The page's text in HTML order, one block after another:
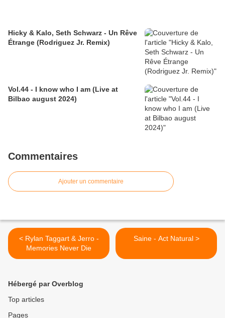
Hicky & Kalo, Seth Schwarz - Un Rêve
Étrange (Rodriguez Jr. Remix)
Vol.44 - I know who I am (Live at
Bilbao august 2024)
Commentaires
Ajouter un commentaire
< Rylan Taggart & Jerro -
Memories Never Die
Saine - Act Natural >
Hébergé par Overblog
Top articles
Pages